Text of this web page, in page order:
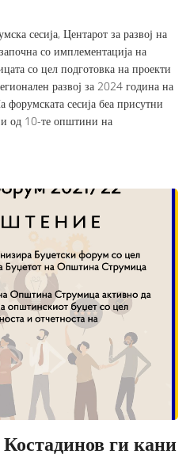
сесија, Центарот за развој на
со имплементација на
со цел подготовка на проекти
развој за 2024 година на
сесија беа присутни
од 10-те општини на
ги кани